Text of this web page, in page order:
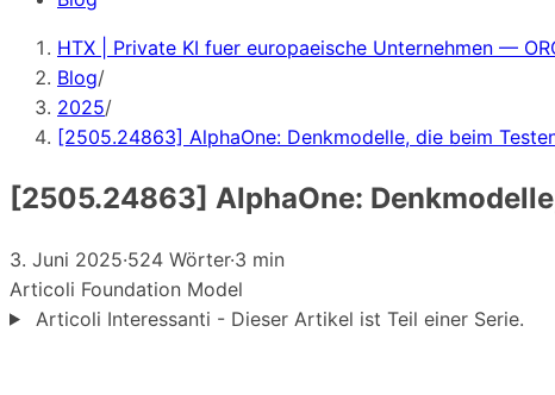
HTX | Private KI fuer europaeische Unternehmen —
Blog/
2025/
[2505.24863] AlphaOne: Denkmodelle, die beim
[2505.24863] AlphaOne:
3. Juni 2025·524 Wörter·3 min
Articoli Foundation Model
Articoli Interessanti - Dieser Artikel ist Teil einer Serie.